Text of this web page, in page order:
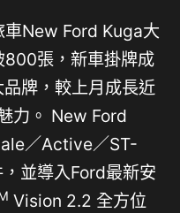
車New Ford Kuga大
800張，新車掛牌成
牌，較上月成長近
力。 New Ford
／Active／ST-
並導入Ford最新安
Vision 2.2 全方位